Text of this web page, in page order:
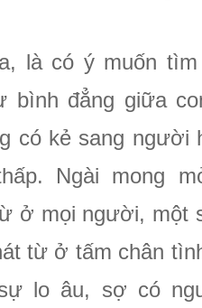
là có ý muốn
bình đẳng giữa
có kẻ sang người
Ngài mong
ở mọi người, một
từ ở tấm chân
lo âu, sợ có